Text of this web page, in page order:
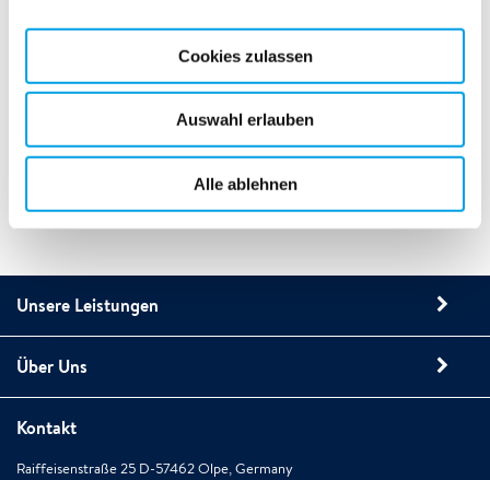
Cookies zulassen
Auswahl erlauben
Alle ablehnen
Unsere Leistungen
Über Uns
Kontakt
Raiffeisenstraße 25 D-57462 Olpe, Germany